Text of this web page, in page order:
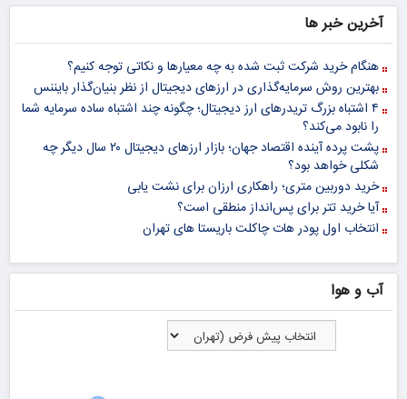
آخرین خبر ها
هنگام خرید شرکت ثبت شده به چه معیارها و نکاتی توجه کنیم؟
بهترین روش سرمایه‌گذاری در ارزهای دیجیتال از نظر بنیان‌گذار بایننس
۴ اشتباه بزرگ تریدرهای ارز دیجیتال؛ چگونه چند اشتباه ساده سرمایه شما
را نابود می‌کند؟
پشت پرده آینده اقتصاد جهان؛ بازار ارزهای دیجیتال ۲۰ سال دیگر چه
شکلی خواهد بود؟
خرید دوربین متری؛ راهکاری ارزان برای نشت یابی
آیا خرید تتر برای پس‌انداز منطقی است؟
انتخاب اول پودر هات چاکلت باریستا های تهران
آب و هوا